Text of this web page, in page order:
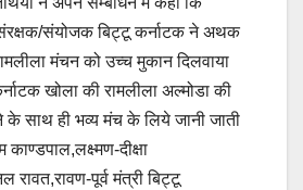
संयोजक बिट्टू कर्नाटक ने अथक
मंचन को उच्च मुकान दिलवाया
खोला की रामलीला अल्मोडा की
के साथ ही भव्य मंच के लिये जानी जाती
काण्डपाल,लक्ष्मण-दीक्षा
रावत,रावण-पूर्व मंत्री बिट्टू